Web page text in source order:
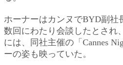
ホーナーはカンヌでBYD副社
数回にわたり会談したとされ
には、同社主催の「Cannes
ーの姿も映っていた。